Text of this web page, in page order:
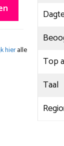
hieralle
Top
Taal